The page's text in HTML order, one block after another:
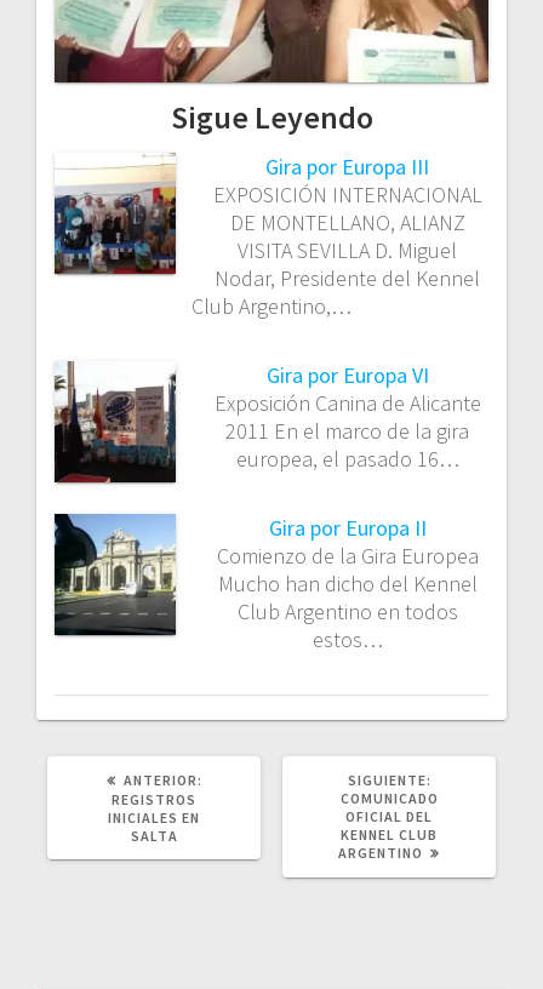
Sigue Leyendo
Gira por Europa III
EXPOSICIÓN INTERNACIONAL
DE MONTELLANO, ALIANZ
VISITA SEVILLA D. Miguel
Nodar, Presidente del Kennel
Club Argentino,…
Gira por Europa VI
Exposición Canina de Alicante
2011 En el marco de la gira
europea, el pasado 16…
Gira por Europa II
Comienzo de la Gira Europea
Mucho han dicho del Kennel
Club Argentino en todos
estos…
ANTERIOR:
REGISTROS
INICIALES EN
SALTA
SIGUIENTE:
POST:
COMUNICADO
OFICIAL DEL
KENNEL CLUB
ARGENTINO